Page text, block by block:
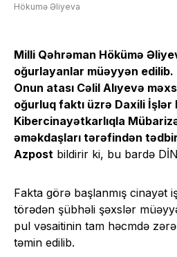
Hökumə Əliyeva
Milli Qəhrəman Hökümə
oğurlayanlar müəyyən edilib.
Onun atası Cəlil Alıyevə
oğurluq faktı üzrə Daxili İşlər
Kibercinayətkarlıqla
əməkdaşları tərəfindən
Azpost bildirir ki, bu bardə
Fakta görə başlanmış cinayət
törədən şübhəli şəxslər
pul vəsaitinin tam həcmdə
təmin edilib.